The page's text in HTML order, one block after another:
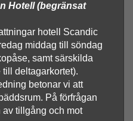
Hotell (begränsat
hotell Scandic
middag till söndag
samt särskilda
deltagarkortet).
betonar vi att
På förfrågan
av tillgång och mot